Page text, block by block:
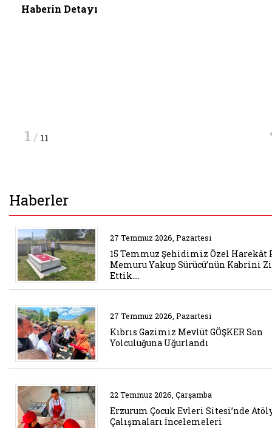
1 / 11
Haberin Detayı
hizmetler yerinde değerlendirdik.
Haberin Detayı
Haberin Detayı
Haberler
Belgeyi aç: 15 temmuz
27 Temmuz 2026, Pazartesi
15 Temmuz Şehidimiz Özel Harekât
Memuru Yakup Sürücü’nün Kabrini
Ettik.…
Belgeyi aç: kibris gazimiz
27 Temmuz 2026, Pazartesi
Kıbrıs Gazimiz Mevlüt GÖŞKER Son
Yolculuğuna Uğurlandı
Belgeyi aç: erzurum cocuk
22 Temmuz 2026, Çarşamba
Erzurum Çocuk Evleri Sitesi’nde
Çalışmaları İncelemeleri